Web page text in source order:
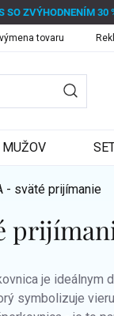
SO ZVÝHODNENÍM 30
tovaru
MUŽOV
- sväté prijímanie
je ideálnym
symbolizuje